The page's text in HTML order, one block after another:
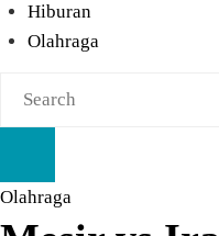
Hiburan
Olahraga
Olahraga